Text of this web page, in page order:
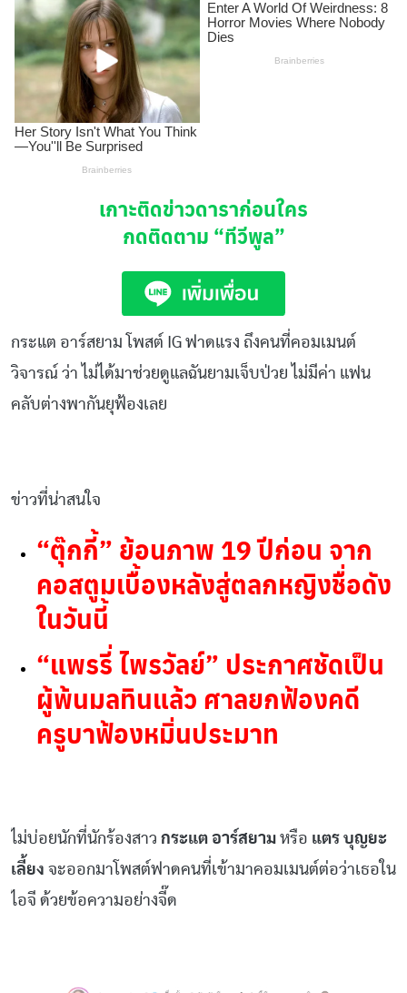
เกาะติดข่าวดาราก่อนใคร
กดติดตาม “ทีวีพูล”
กระแต อาร์สยาม โพสต์ IG ฟาดแรง ถึงคนที่คอมเมนต์
วิจารณ์ ว่า ไม่ได้มาช่วยดูแลฉันยามเจ็บป่วย ไม่มีค่า แฟน
คลับต่างพากันยุฟ้องเลย
ข่าวที่น่าสนใจ
“ตุ๊กกี้” ย้อนภาพ 19 ปีก่อน จาก
คอสตูมเบื้องหลังสู่ตลกหญิงชื่อดัง
ในวันนี้
“แพรรี่ ไพรวัลย์” ประกาศชัดเป็น
ผู้พ้นมลทินแล้ว ศาลยกฟ้องคดี
ครูบาฟ้องหมิ่นประมาท
ไม่บ่อยนักที่นักร้องสาว กระแต อาร์สยาม หรือ แตร บุญยะ
เลี้ยง จะออกมาโพสต์ฟาดคนที่เข้ามาคอมเมนต์ต่อว่าเธอใน
ไอจี ด้วยข้อความอย่างจี๊ด